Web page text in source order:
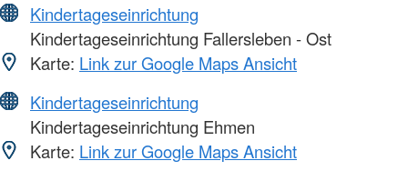
Kindertageseinrichtung
Kindertageseinrichtung Fallersleben - Ost
Karte: Link zur Google Maps Ansicht
Kindertageseinrichtung
Kindertageseinrichtung Ehmen
Karte: Link zur Google Maps Ansicht